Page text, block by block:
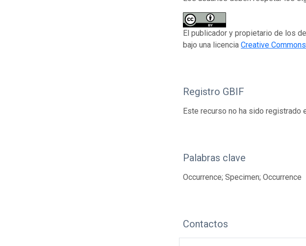
El publicador y propietario de los
bajo una licenciaCreative
Registro GBIF
Este recurso no ha sido registrado
Palabras clave
Occurrence; Specimen; Occurrence
Contactos